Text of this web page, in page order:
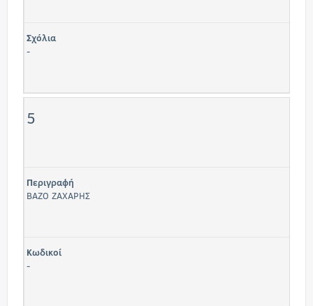
Σχόλια
-
5
Περιγραφή
ΒΑΖΟ ΖΑΧΑΡΗΣ
Κωδικοί
-